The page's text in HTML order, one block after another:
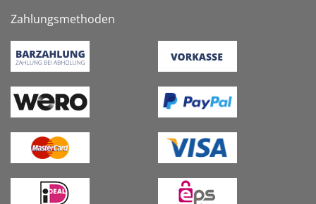
Zahlungsmethoden